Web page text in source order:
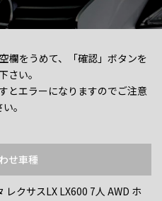
欄をうめて、「確認」ボタンを
さい。
とエラーになりますのでご注意
。
せ車種
クサスLX LX600 7人 AWD ホ